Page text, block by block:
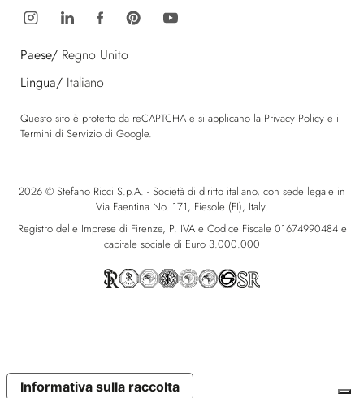
Paese/ Regno Unito
Lingua/ Italiano
Questo sito è protetto da reCAPTCHA e si applicano la Privacy Policy e i
Termini di Servizio di Google.
2026 © Stefano Ricci S.p.A. - Società di diritto italiano, con sede legale in
Via Faentina No. 171, Fiesole (FI), Italy.
Registro delle Imprese di Firenze, P. IVA e Codice Fiscale 01674990484 e
capitale sociale di Euro 3.000.000
Informativa sulla raccolta